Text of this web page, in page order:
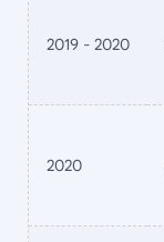
2019 - 2020
2020